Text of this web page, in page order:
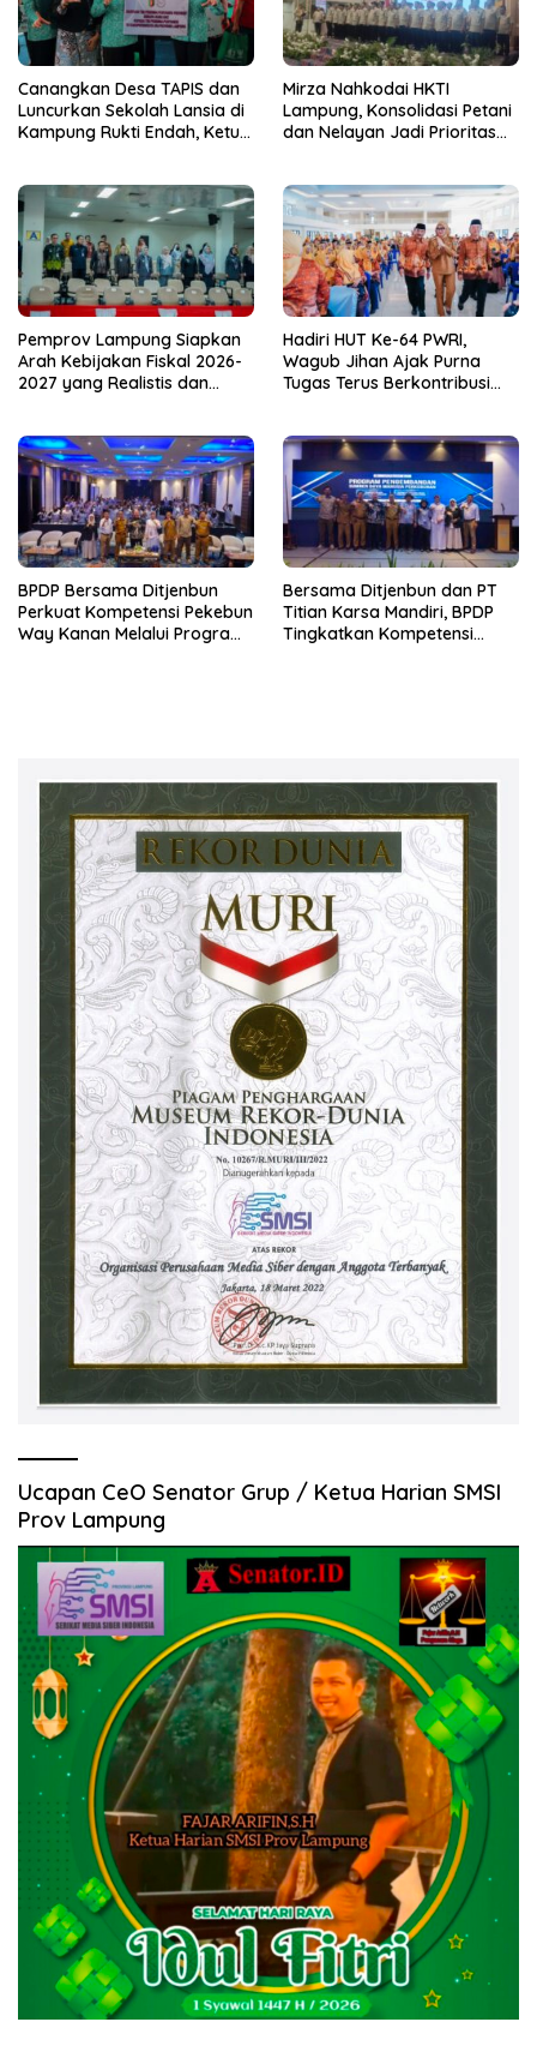
Canangkan Desa TAPIS dan
Luncurkan Sekolah Lansia di
Kampung Rukti Endah, Ketua
dari Desa
Mirza Nahkodai HKTI
Lampung, Konsolidasi Petani
dan Nelayan Jadi Prioritas
Pemprov Lampung Siapkan
Arah Kebijakan Fiskal 2026-
2027 yang Realistis dan
Hadiri HUT Ke-64 PWRI,
Wagub Jihan Ajak Purna
Tugas Terus Berkontribusi
BPDP Bersama Ditjenbun
Perkuat Kompetensi Pekebun
Way Kanan Melalui Program
Bersama Ditjenbun dan PT
Titian Karsa Mandiri, BPDP
Tingkatkan Kompetensi
Ucapan CeO Senator Grup / Ketua Harian SMSI
Prov Lampung